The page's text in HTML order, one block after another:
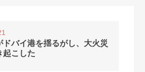
ドバイ港を揺るがし、大火災
起こした